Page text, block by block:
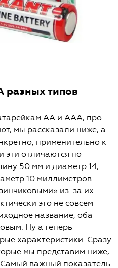
разных типов
АА и ААА, про
мы рассказали ниже, а
применительно к
эти отличаются по
50 мм и диаметр 14,
10 миллиметров.
из-за их
это не совсем
название, оба
Ну а теперь
характеристики. Сразу
мы представим ниже,
важный показатель